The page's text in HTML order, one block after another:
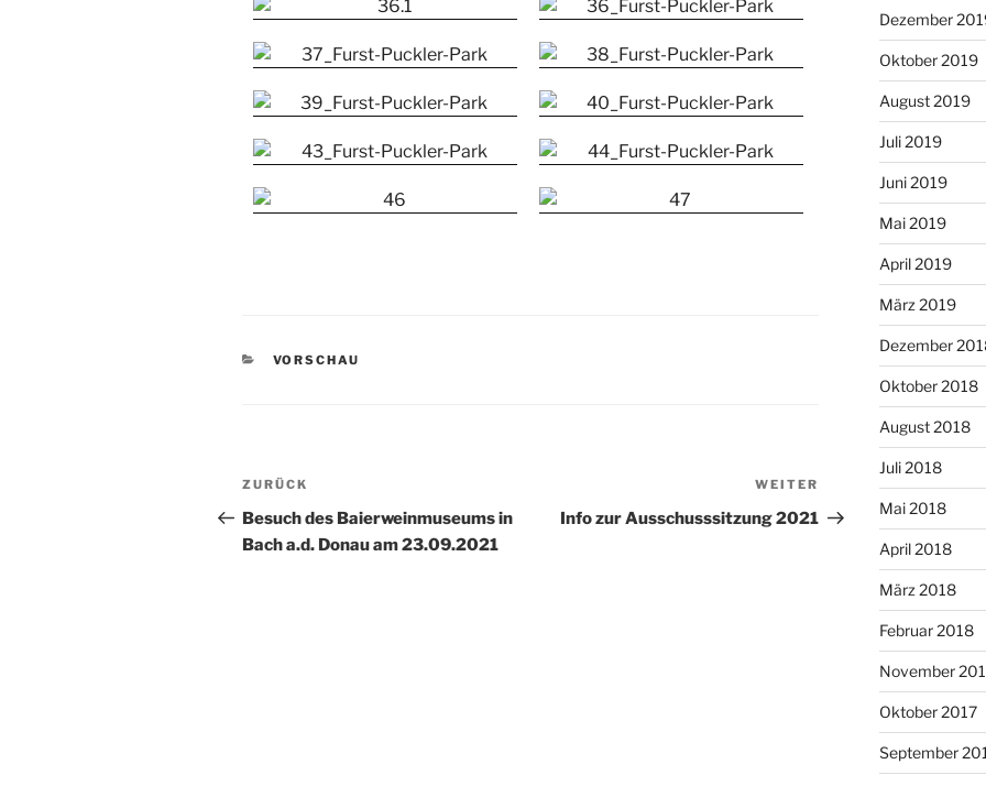
KATEGORIEN
VORSCHAU
Beitragsnavigation
Vorheriger
Beitrag
ZURÜCK
Besuch des Baierweinmuseums in
Bach a.d. Donau am 23.09.2021
Nächster
Beitrag
WEITER
Info zur Ausschusssitzung 2021
Dezember
Oktober 2019
August 2019
Juli 2019
Juni 2019
Mai 2019
April 2019
März 2019
Dezember
Oktober 2018
August 2018
Juli 2018
Mai 2018
April 2018
März 2018
Februar 2018
November
Oktober 2017
September